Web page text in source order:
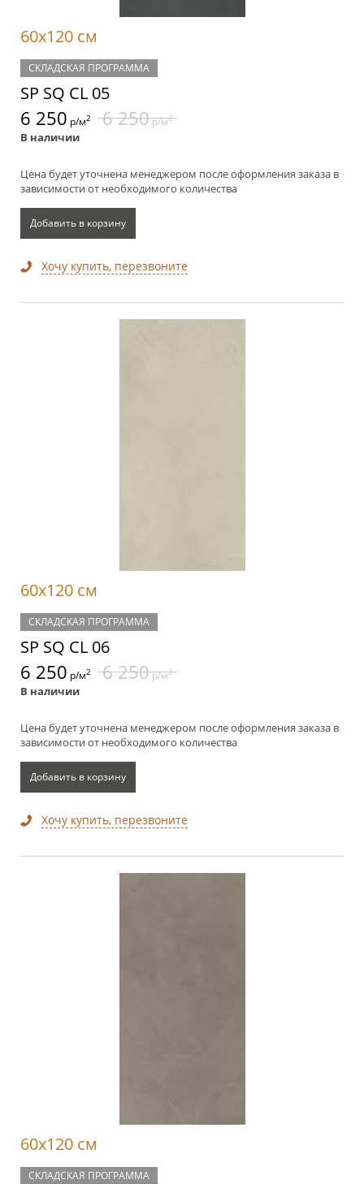
60x120 см
СКЛАДСКАЯ ПРОГРАММА
SP SQ CL 05
6 250 р/м2 6 250р/м2
В наличии
Цена будет уточнена менеджером после оформления заказа в
зависимости от необходимого количества
Добавить в корзину
Хочу купить, перезвоните
60x120 см
СКЛАДСКАЯ ПРОГРАММА
SP SQ CL 06
6 250 р/м2 6 250р/м2
В наличии
Цена будет уточнена менеджером после оформления заказа в
зависимости от необходимого количества
Добавить в корзину
Хочу купить, перезвоните
60x120 см
СКЛАДСКАЯ ПРОГРАММА